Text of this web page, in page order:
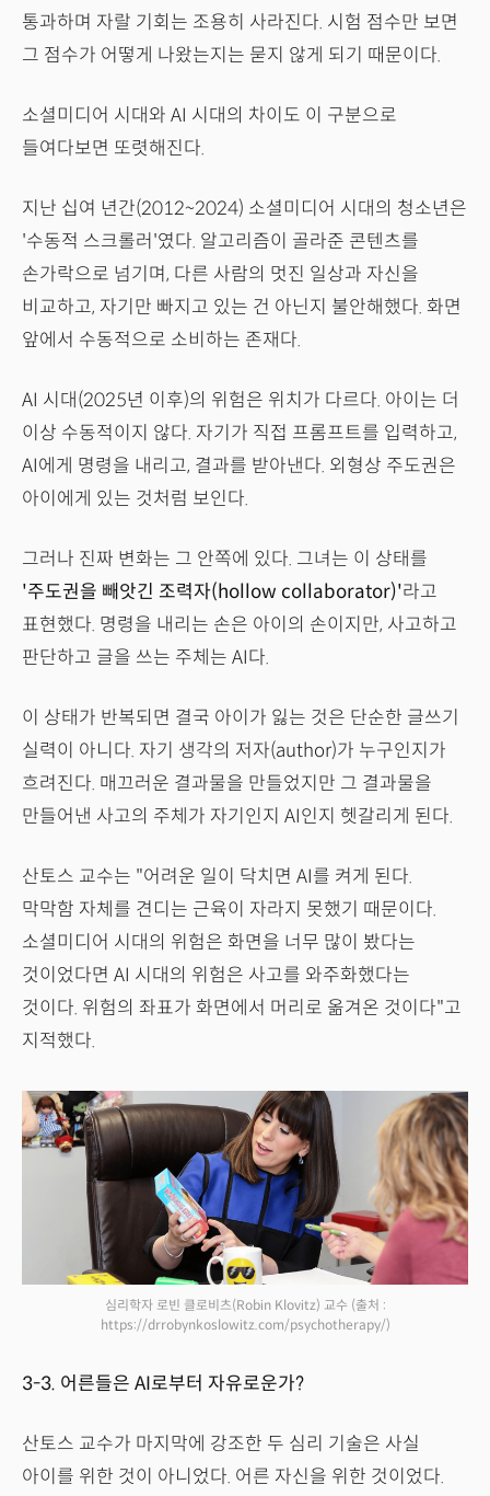
통과하며 자랄 기회는 조용히 사라진다. 시험 점수만 보면
그 점수가 어떻게 나왔는지는 묻지 않게 되기 때문이다.
소셜미디어 시대와 AI 시대의 차이도 이 구분으로
들여다보면 또렷해진다.
지난 십여 년간(2012~2024) 소셜미디어 시대의 청소년은
'수동적 스크롤러'였다. 알고리즘이 골라준 콘텐츠를
손가락으로 넘기며, 다른 사람의 멋진 일상과 자신을
비교하고, 자기만 빠지고 있는 건 아닌지 불안해했다. 화면
앞에서 수동적으로 소비하는 존재다.
AI 시대(2025년 이후)의 위험은 위치가 다르다. 아이는 더
이상 수동적이지 않다. 자기가 직접 프롬프트를 입력하고,
AI에게 명령을 내리고, 결과를 받아낸다. 외형상 주도권은
아이에게 있는 것처럼 보인다.
그러나 진짜 변화는 그 안쪽에 있다. 그녀는 이 상태를
'주도권을 빼앗긴 조력자(hollow collaborator)'라고
표현했다. 명령을 내리는 손은 아이의 손이지만, 사고하고
판단하고 글을 쓰는 주체는 AI다.
이 상태가 반복되면 결국 아이가 잃는 것은 단순한 글쓰기
실력이 아니다. 자기 생각의 저자(author)가 누구인지가
흐려진다. 매끄러운 결과물을 만들었지만 그 결과물을
만들어낸 사고의 주체가 자기인지 AI인지 헷갈리게 된다.
산토스 교수는 "어려운 일이 닥치면 AI를 켜게 된다.
막막함 자체를 견디는 근육이 자라지 못했기 때문이다.
소셜미디어 시대의 위험은 화면을 너무 많이 봤다는
것이었다면 AI 시대의 위험은 사고를 와주화했다는
것이다. 위험의 좌표가 화면에서 머리로 옮겨온 것이다"고
지적했다.
심리학자 로빈 클로비츠(Robin Klovitz) 교수 (출처 :
https://drrobynkoslowitz.com/psychotherapy/)
3-3. 어른들은 AI로부터 자유로운가?
산토스 교수가 마지막에 강조한 두 심리 기술은 사실
아이를 위한 것이 아니었다. 어른 자신을 위한 것이었다.